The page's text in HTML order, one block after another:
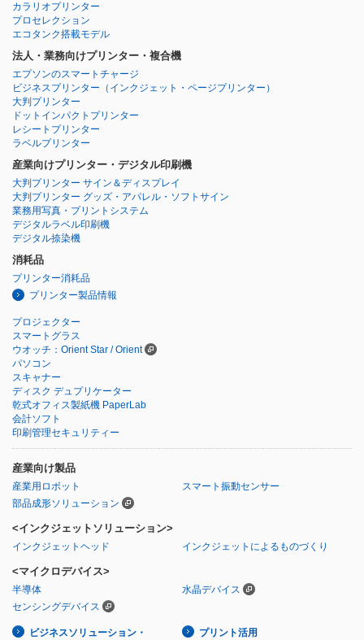
カラリオプリンター
プロセレクション
エコタンク搭載モデル
法人・業務向けプリンター・複合機
エプソンのスマートチャージ
ビジネスプリンター （インクジェット・ページプリンター）
大判プリンター
ドットインパクトプリンター
レシートプリンター
ラベルプリンター
産業向けプリンター・デジタル印刷機
大判プリンター サイン＆ディスプレイ
大判プリンター グッズ・アパレル・ソフトサイン
業務用写真・プリントシステム
デジタルラベル印刷機
デジタル捺染機
消耗品
プリンター消耗品
プリンター製品情報
プロジェクター
スマートグラス
ウオッチ：Orient Star / Orient
パソコン
スキャナー
ディスク デュプリケーター
乾式オフィス製紙機 PaperLab
会計ソフト
印刷管理セキュリティー
産業向け製品
産業用ロボット
スマート振動センサー
部品成形ソリューション
<インクジェットソリューション>
インクジェットヘッド インクジェットによるものづくり
<マイクロデバイス>
半導体
水晶デバイス
センシングデバイス
ビジネスソリューション・ プリント活用